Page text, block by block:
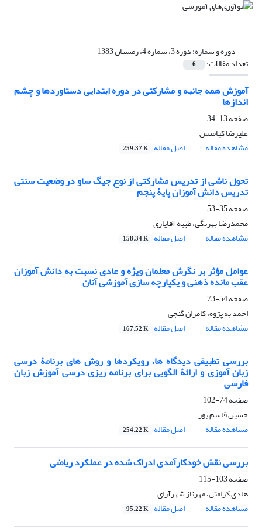
دوره و شماره:دوره 3، شماره 4، زمستان 1383
تعداد مقالات: 6
آموزش همه جانبه و مشارکتی در دوره ابتدایی دستاوردها و چشم
اندازها
صفحه13-34
علیرضا کیامنش
مشاهده مقاله
اصل مقاله 259.37 K
تحول ناشی از تدریس مشارکتی از نوع جیگ ساو در وضعیت سنتی
تدریس دانش آموزان پایۀ پنجم
صفحه35-53
محمدرضا بهرنگی، طیبه آقایاری
مشاهده مقاله
اصل مقاله 158.34 K
عوامل مؤثر بر نگرش معلمان ویژه و عادی نسبت به دانش آموزان
عقب مانده ذهنی و یکپارچه سازی آموزشی آنان
صفحه54-73
احمد به پژوه، کامران گنجی
مشاهده مقاله
اصل مقاله 167.52 K
بررسی تطبیقی دیدگاه ها، رویکردها و روش های برنامۀ درسی
زبان آموزی و ارائۀ الگویی برای برنامه ریزی درسی آموزش زبان
فارسی
صفحه74-102
حسین قاسم پور
مشاهده مقاله
اصل مقاله 254.22 K
بررسی نقش خودکارآمدی ادراک شده در عملکرد ریاضی
صفحه103-115
هادی کرامتی، مهرناز شهرآرای
مشاهده مقاله
اصل مقاله 95.22 K